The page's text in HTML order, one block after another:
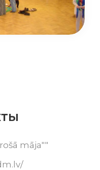
māja""